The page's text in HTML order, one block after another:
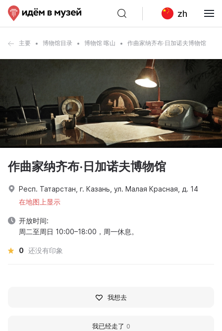
zh
主要 博物馆目录 博物馆 喀山 作曲家纳齐布·日加诺夫博物馆
作曲家纳齐布·日加诺夫博物馆
Респ. Татарстан, г. Казань, ул. Малая Красная, д. 14
在地图上显示
开放时间:
周二至周日 10:00–18:00，周一休息。
0 还没有印象
我想去
我已经走了 0